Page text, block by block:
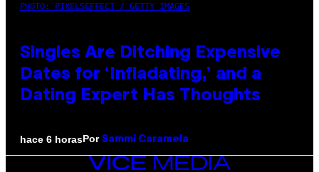
PHOTO: PIXELSEFFECT / GETTY IMAGES
Singles Are Ditching Expensive
Dates for ‘Infladating,’ and a
Dating Expert Has Thoughts
hace 6 horasPor Sammi Caramela
VICE